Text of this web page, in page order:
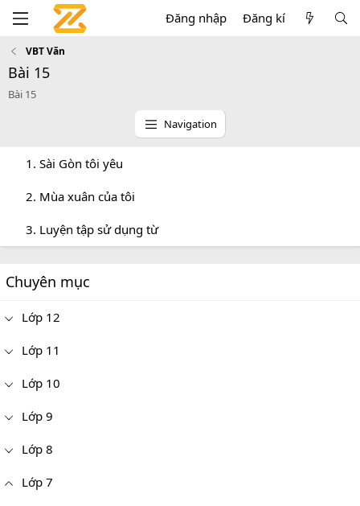
Đăng nhập Đăng kí
VBT Văn
Bài 15
Bài 15
Navigation
1. Sài Gòn tôi yêu
2. Mùa xuân của tôi
3. Luyện tập sử dụng từ
Chuyên mục
Lớp 12
Lớp 11
Lớp 10
Lớp 9
Lớp 8
Lớp 7